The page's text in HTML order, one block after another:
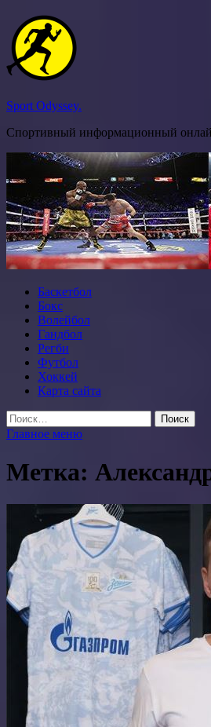
Перейти
содержимому
Sport Odyssey.
Спортивный информационный
Баскетбол
Бокс
Волейбол
Гандбол
Регби
Футбол
Хоккей
Карта сайта
Найти:
Главное меню
Метка: